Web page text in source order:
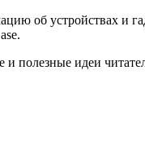
об устройствах и
полезные идеи